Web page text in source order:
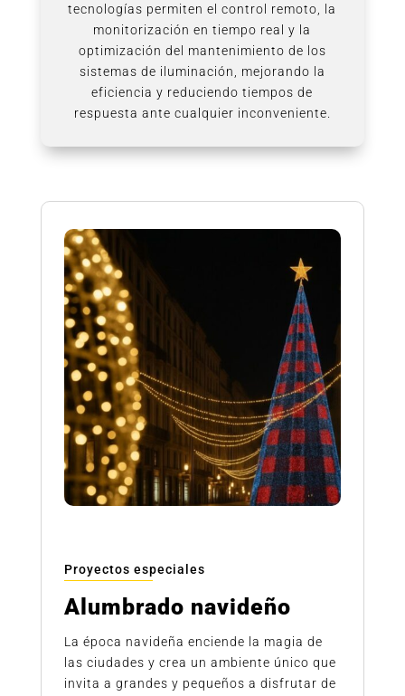
tecnologías permiten el control remoto, la
monitorización en tiempo real y la
optimización del mantenimiento de los
sistemas de iluminación, mejorando la
eficiencia y reduciendo tiempos de
respuesta ante cualquier inconveniente.
Proyectos especiales
Alumbrado navideño
La época navideña enciende la magia de
las ciudades y crea un ambiente único que
invita a grandes y pequeños a disfrutar de